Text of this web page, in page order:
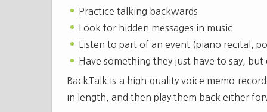
Practice talking backwards
Look for hidden messages in music
Listen to part of an event (piano recital,
Have something they just have to say,
BackTalk is a high quality voice memo
in length, and then play them back either